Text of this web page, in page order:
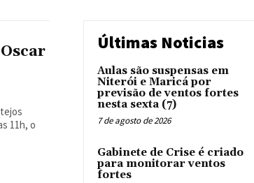
11h, o
Últimas Noticias
Aulas são suspensas em
Niterói e Maricá por
previsão de ventos fortes
nesta sexta (7)
7 de agosto de 2026
Gabinete de Crise é criado
para monitorar ventos
fortes